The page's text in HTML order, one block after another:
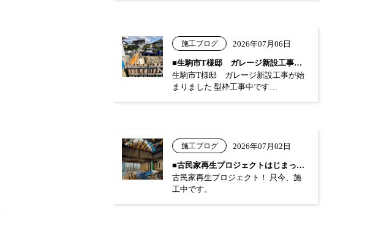
施工ブログ 2026年07月06日
■生駒市T様邸 ガレージ新設工事が始まり…
生駒市T様邸 ガレージ新設工事が始
まりました 型枠工事中です…
施工ブログ 2026年07月02日
■古民家再生プロジェクトはじまっています…
古民家再生プロジェクト！ 只今、施
工中です。